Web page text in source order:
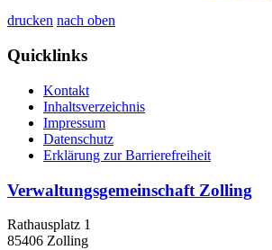
drucken nach oben
Quicklinks
Kontakt
Inhaltsverzeichnis
Impressum
Datenschutz
Erklärung zur Barrierefreiheit
Verwaltungsgemeinschaft Zolling
Rathausplatz 1
85406 Zolling